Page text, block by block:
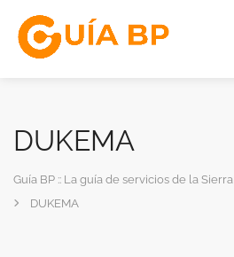
DUKEMA
Guía BP :: La guía de servicios de la Sierra
DUKEMA